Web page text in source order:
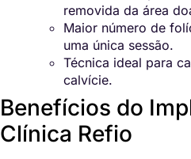
removida da área
Maior número de
uma única sessão.
Técnica ideal para
calvície.
Benefícios do
Clínica Refio